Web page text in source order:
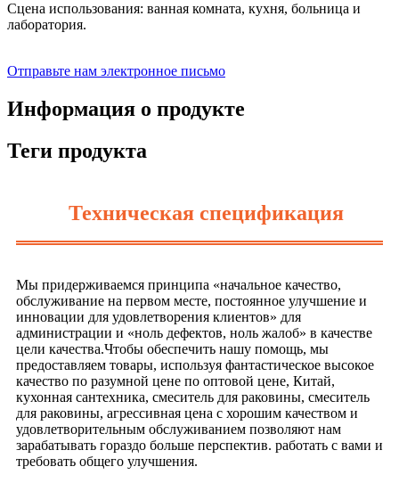
Сцена использования: ванная комната, кухня, больница и
лаборатория.
Отправьте нам электронное письмо
Информация о продукте
Теги продукта
Техническая спецификация
Мы придерживаемся принципа «начальное качество,
обслуживание на первом месте, постоянное улучшение и
инновации для удовлетворения клиентов» для
администрации и «ноль дефектов, ноль жалоб» в качестве
цели качества.Чтобы обеспечить нашу помощь, мы
предоставляем товары, используя фантастическое высокое
качество по разумной цене по оптовой цене, Китай,
кухонная сантехника, смеситель для раковины, смеситель
для раковины, агрессивная цена с хорошим качеством и
удовлетворительным обслуживанием позволяют нам
зарабатывать гораздо больше перспектив. работать с вами и
требовать общего улучшения.